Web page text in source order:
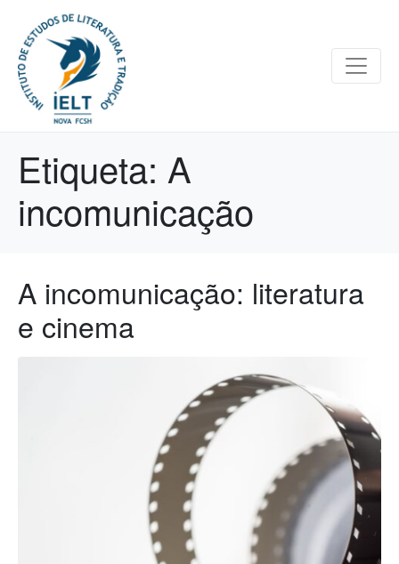
Etiqueta: A
incomunicação
A incomunicação: literatura
e cinema